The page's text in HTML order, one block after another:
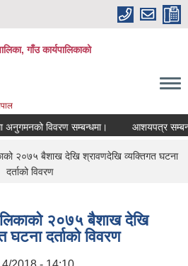
गाँउ कार्यपालिकाको
विवरण सम्बन्धमा। आशयपत्र सम्बन्धी
२०७५ बैशाख देखि श्रावणदेखि व्यक्तिगत घटना
दर्ताको विवरण
२०७५ बैशाख देखि
घटना दर्ताको विवरण